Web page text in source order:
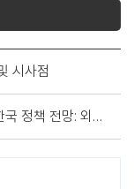
시사점
한국 신정부의 출범과 중국의 대한국 정책 전망: 외교·안보 분야를 중심으로